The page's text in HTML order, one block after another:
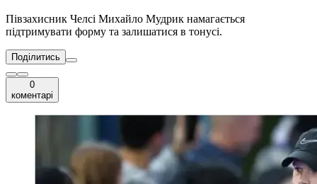
Півзахисник Челсі Михайло Мудрик намагається
підтримувати форму та залишатися в тонусі.
Поділитись
0
коментарі